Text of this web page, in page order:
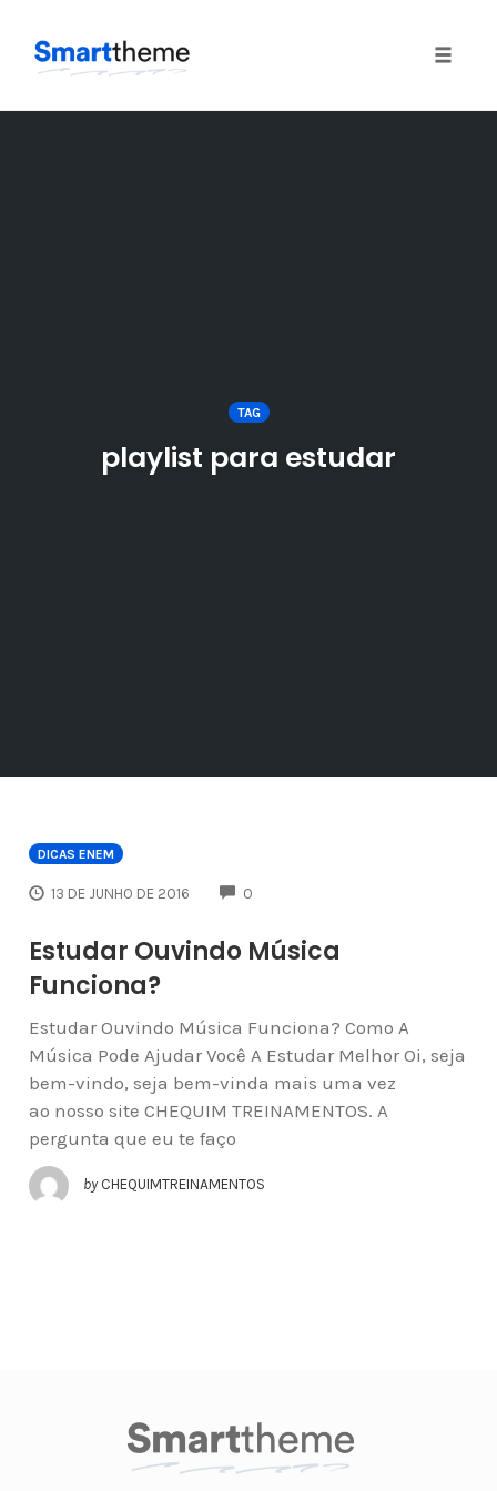
TAG
playlist para estudar
DICAS ENEM
13 DE JUNHO DE 2016 0
Estudar Ouvindo Música
Funciona?
Estudar Ouvindo Música Funciona? Como A
Música Pode Ajudar Você A Estudar Melhor Oi, seja
bem-vindo, seja bem-vinda mais uma vez
ao nosso site CHEQUIM TREINAMENTOS. A
pergunta que eu te faço
by CHEQUIMTREINAMENTOS